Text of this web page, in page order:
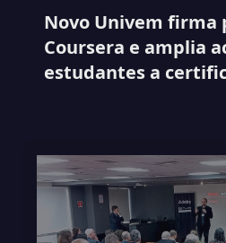
Novo Univem firma
Coursera e amplia
estudantes a